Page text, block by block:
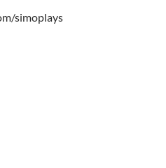
simoplays